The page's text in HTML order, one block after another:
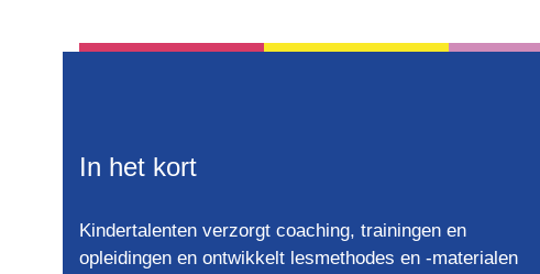
In het kort
Kindertalenten verzorgt coaching, trainingen en
opleidingen en ontwikkelt lesmethodes en -materialen